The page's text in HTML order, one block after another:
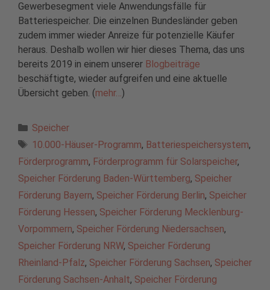
Gewerbesegment viele Anwendungsfälle für
Batteriespeicher. Die einzelnen Bundesländer geben
zudem immer wieder Anreize für potenzielle Käufer
heraus. Deshalb wollen wir hier dieses Thema, das uns
bereits 2019 in einem unserer Blogbeiträge
beschäftigte, wieder aufgreifen und eine aktuelle
Übersicht geben. (mehr…)
Kategorien
Speicher
Schlagwörter
10.000-Häuser-Programm, Batteriespeichersystem,
Förderprogramm, Förderprogramm für Solarspeicher,
Speicher Förderung Baden-Württemberg, Speicher
Förderung Bayern, Speicher Förderung Berlin, Speicher
Förderung Hessen, Speicher Förderung Mecklenburg-
Vorpommern, Speicher Förderung Niedersachsen,
Speicher Förderung NRW, Speicher Förderung
Rheinland-Pfalz, Speicher Förderung Sachsen, Speicher
Förderung Sachsen-Anhalt, Speicher Förderung